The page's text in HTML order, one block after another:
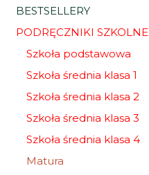
BESTSELLERY
PODRĘCZNIKI SZKOLNE
Szkoła podstawowa
Szkoła średnia klasa 1
Szkoła średnia klasa 2
Szkoła średnia klasa 3
Szkoła średnia klasa 4
Matura